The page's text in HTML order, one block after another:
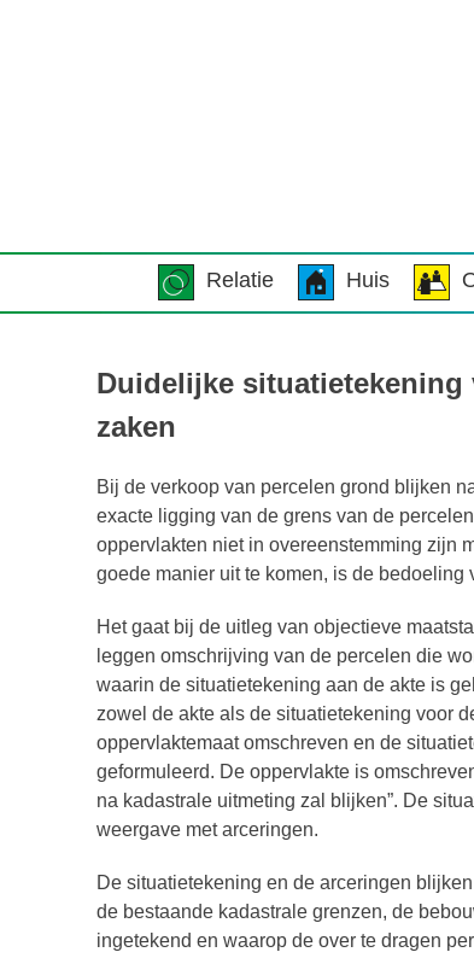
Relatie Huis
Duidelijke
zaken
Bij de verkoop van percelen grond blijken
exacte ligging van de grens van de
oppervlakten niet in overeenstemming zijn
goede manier uit te komen, is de
Het gaat bij de uitleg van objectieve
leggen omschrijving van de percelen die
waarin de situatietekening aan de akte is
zowel de akte als de situatietekening voor
oppervlaktemaat omschreven en de
geformuleerd. De oppervlakte is
na kadastrale uitmeting zal blijken”. De
weergave met arceringen.
De situatietekening en de arceringen
de bestaande kadastrale grenzen, de
ingetekend en waarop de over te dragen